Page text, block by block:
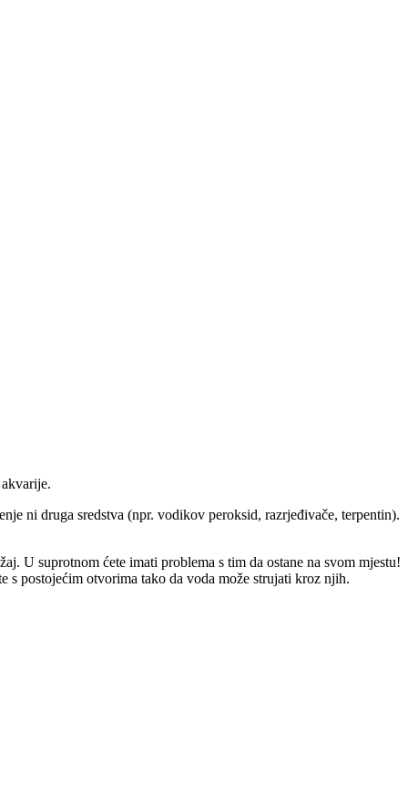
ni druga sredstva (npr. vodikov peroksid, razrjeđivače, terpentin).
U suprotnom ćete imati problema s tim da ostane na svom mjestu!
s postojećim otvorima tako da voda može strujati kroz njih.